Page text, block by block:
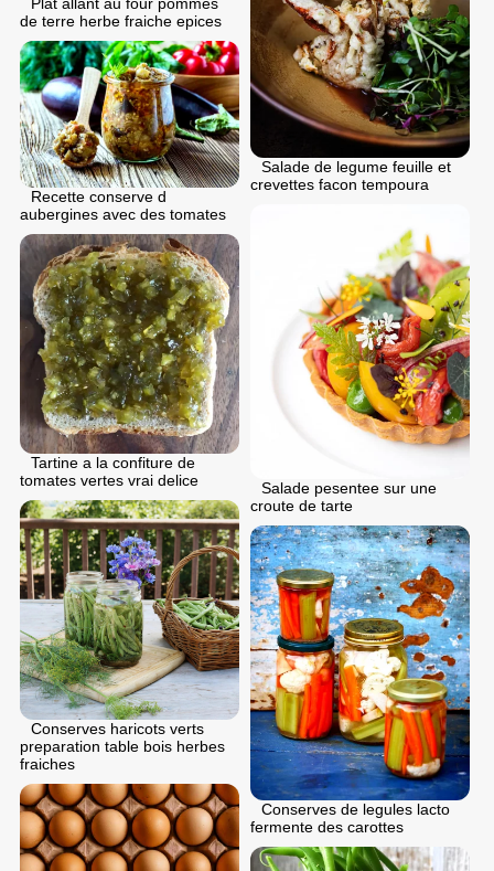
Plat allant au four pommes
de terre herbe fraiche epices
Salade de legume feuille et
crevettes facon tempoura
Recette conserve d
aubergines avec des tomates
Salade pesentee sur une
croute de tarte
Tartine a la confiture de
tomates vertes vrai delice
Conserves haricots verts
preparation table bois herbes
fraiches
Conserves de legules lacto
fermente des carottes